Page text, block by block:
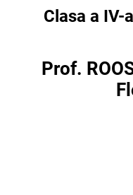
Clasa a
Prof.